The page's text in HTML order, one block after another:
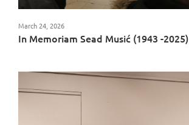
In Memoriam Sead Musić (1943 -2025)
March 24, 2026